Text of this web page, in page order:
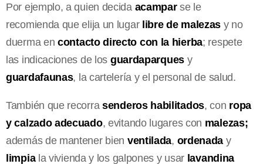
Por ejemplo, a quien decida acamparse le
recomienda que elija un lugar libre de malezas y no
duerma en contacto directo con la hierba; respete
las indicaciones de los guardaparquesy
guardafaunas, la cartelería y el personal de salud.
También que recorra senderos habilitados, con ropa
y calzado adecuado, evitando lugares con malezas;
además de mantener bien ventilada, ordenada y
limpiala vivienda y los galpones y usar lavandina